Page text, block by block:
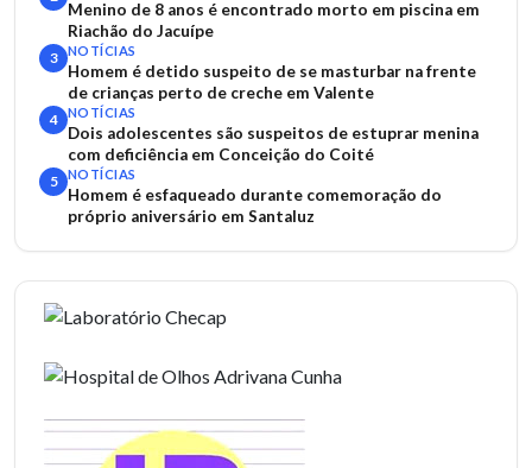
Menino de 8 anos é encontrado morto em piscina em
Riachão do Jacuípe
3 NOTÍCIAS
Homem é detido suspeito de se masturbar na frente
de crianças perto de creche em Valente
4 NOTÍCIAS
Dois adolescentes são suspeitos de estuprar menina
com deficiência em Conceição do Coité
5 NOTÍCIAS
Homem é esfaqueado durante comemoração do
próprio aniversário em Santaluz